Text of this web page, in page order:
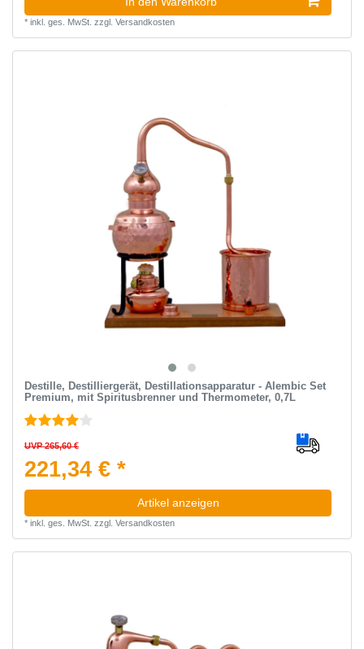
* inkl. ges. MwSt. zzgl. Versandkosten
Destille, Destilliergerät, Destillationsapparatur - Alembic Set
Premium, mit Spiritusbrenner und Thermometer, 0,7L
UVP 265,60 €
221,34 € *
Artikel anzeigen
* inkl. ges. MwSt. zzgl. Versandkosten